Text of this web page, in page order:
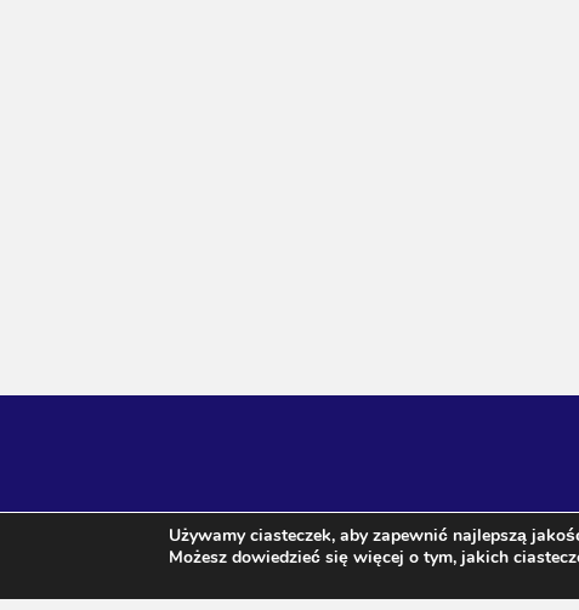
Agnieszka Janeczko / wróżka Arkadia ul.
Używamy ciasteczek, aby zapewnić najlepszą
Możesz dowiedzieć się więcej o tym, jakich